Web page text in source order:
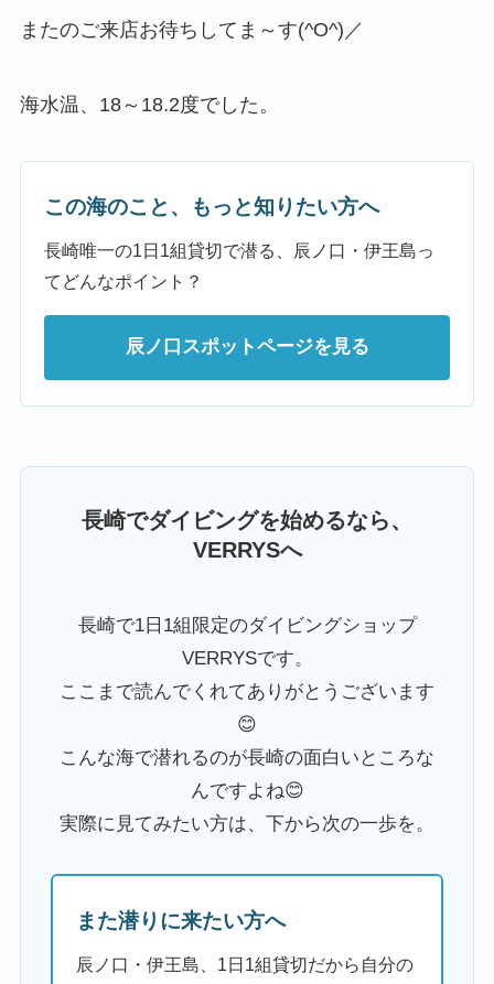
またのご来店お待ちしてま～す(^O^)／
海水温、18～18.2度でした。
この海のこと、もっと知りたい方へ
長崎唯一の1日1組貸切で潜る、辰ノ口・伊王島っ
てどんなポイント？
辰ノ口スポットページを見る
長崎でダイビングを始めるなら、
VERRYSへ
長崎で1日1組限定のダイビングショップ
VERRYSです。
ここまで読んでくれてありがとうございます
😊
こんな海で潜れるのが長崎の面白いところな
んですよね😊
実際に見てみたい方は、下から次の一歩を。
また潜りに来たい方へ
辰ノ口・伊王島、1日1組貸切だから自分の